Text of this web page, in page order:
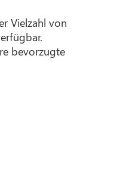
Vielzahl von
bevorzugte